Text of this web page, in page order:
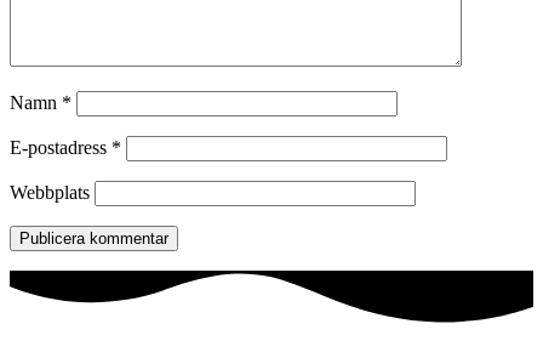
Namn *
E-postadress *
Webbplats